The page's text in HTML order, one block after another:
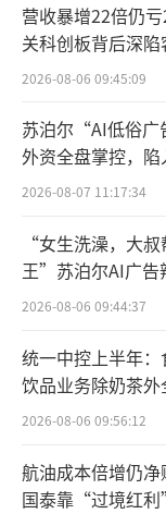
再看下“
药店4981亿元
立基层医疗机
卫生院877亿
元（含民营
集采“三
的数据，2024
图）
营收暴增22倍仍
关科创板背后深
困局
2026-08-06 09:45:09
苏泊尔“AI低俗
外资全盘掌控，
发的负循环
2026-08-07 11:17:34
“女生洗澡，大
王”苏泊尔AI广告
2026-08-06 09:44:37
统一中控上半年：
饮品业务除奶茶
2026-08-06 09:56:12
航油成本倍增仍
国泰靠“过境红